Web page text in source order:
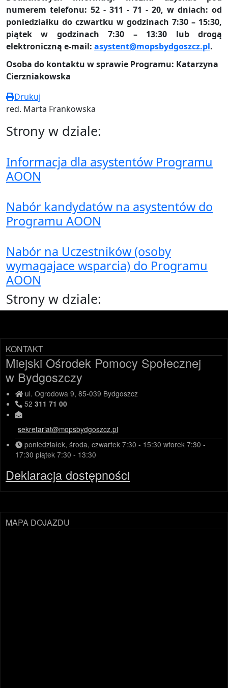
numerem telefonu: 52 - 311 - 71 - 20, w dniach: od
poniedziałku do czwartku w godzinach 7:30 – 15:30,
piątek w godzinach 7:30 – 13:30 lub drogą
elektroniczną e-mail: asystent@mopsbydgoszcz.pl.
Osoba do kontaktu w sprawie Programu: Katarzyna
Cierzniakowska
Drukuj
red. Marta Frankowska
Strony w dziale:
Informacja dla asystentów Programu
AOON
Nabór kandydatów na asystentów do
Programu AOON
Nabór na Uczestników (osoby
wymagajace wsparcia) do Programu
AOON
Strony w dziale:
KONTAKT
Miejski Ośrodek Pomocy Społecznej
w Bydgoszczy
ul. Ogrodowa 9, 85-039 Bydgoszcz
52311 71 00
sekretariat@mopsbydgoszcz.pl
poniedziałek, środa, czwartek 7:30 - 15:30 wtorek 7:30 -
17:30 piątek 7:30 - 13:30
Deklaracja dostępności
MAPA DOJAZDU